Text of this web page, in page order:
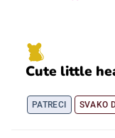
Cute little
PATRECI SVAKO